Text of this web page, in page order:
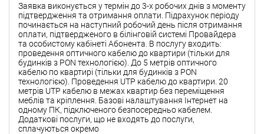
Заявка виконується у термін до 3-х робочих днів з моменту
підтвердження та отримання оплати. Підрахунок періоду
починається на наступний робочий день після отримання
оплати, підтвердженого в білінговій системі Провайдера
та особистому кабінеті Абонента. В послугу входить:
проведення оптичного кабелю до квартири (тільки для
будинків з PON технологією). До 5 метрів оптичного
кабелю по квартирі (тільки для будинків з PON
технологією). Проведення UTP кабелю до квартири. 20
метрів UTP кабелю в межах квартир без переміщення
меблів та кріплення. Базові налаштування Інтернет на
одному ПК, підключеного безпосередньо кабелем.
Додаткові послуги, що не входять до послуги,
сплачуються окремо